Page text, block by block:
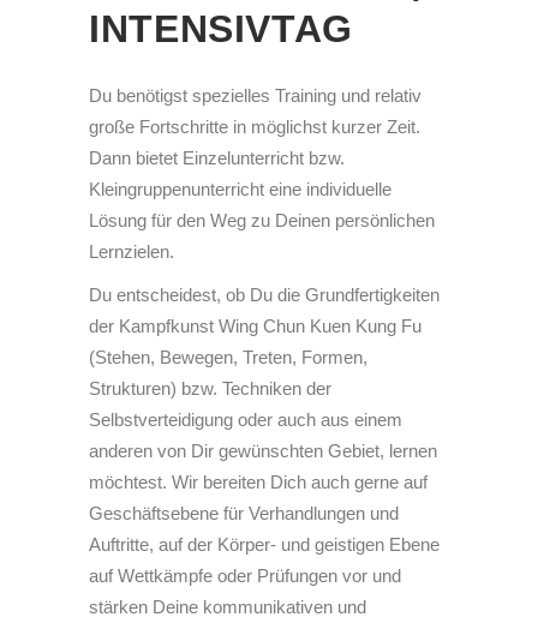
INTENSIVTAG
Du benötigst spezielles Training und relativ
große Fortschritte in möglichst kurzer Zeit.
Dann bietet Einzelunterricht bzw.
Kleingruppenunterricht eine individuelle
Lösung für den Weg zu Deinen persönlichen
Lernzielen.
Du entscheidest, ob Du die Grundfertigkeiten
der Kampfkunst Wing Chun Kuen Kung Fu
(Stehen, Bewegen, Treten, Formen,
Strukturen) bzw. Techniken der
Selbstverteidigung oder auch aus einem
anderen von Dir gewünschten Gebiet, lernen
möchtest. Wir bereiten Dich auch gerne auf
Geschäftsebene für Verhandlungen und
Auftritte, auf der Körper- und geistigen Ebene
auf Wettkämpfe oder Prüfungen vor und
stärken Deine kommunikativen und